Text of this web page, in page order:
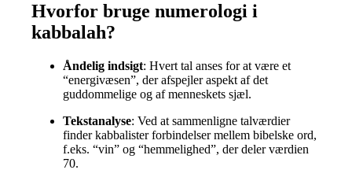
Hvorfor bruge numerologi i
kabbalah?
Åndelig indsigt: Hvert tal anses for at være et
“energivæsen”, der afspejler aspekt af det
guddommelige og af menneskets sjæl.
Tekstanalyse: Ved at sammenligne talværdier
finder kabbalister forbindelser mellem bibelske ord,
f.eks. “vin” og “hemmelighed”, der deler værdien
70.